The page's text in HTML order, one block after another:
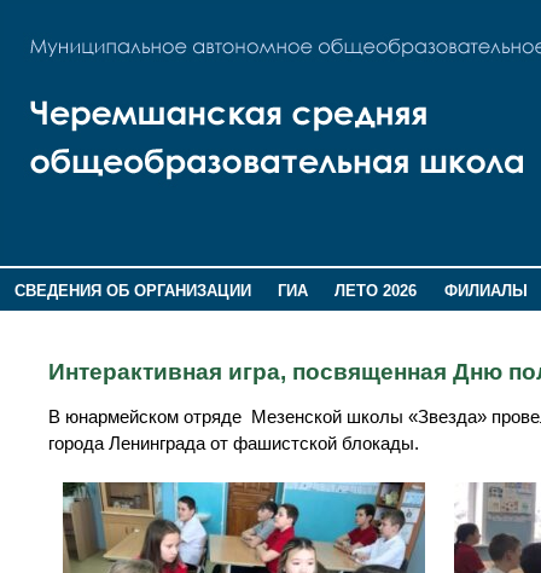
СВЕДЕНИЯ ОБ ОРГАНИЗАЦИИ ГИА ЛЕТО 2026
ФИЛИАЛЫ
Интерактивная игра, посвященная Дню
В юнармейском отряде Мезенской школы «Звезда»
города Ленинграда от фашистской блокады.